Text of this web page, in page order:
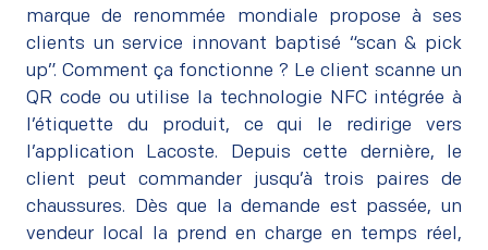
marque de renommée mondiale propose à ses
clients un service innovant baptisé “scan & pick
up”. Comment ça fonctionne ? Le client scanne un
QR code ou utilise la technologie NFC intégrée à
l’étiquette du produit, ce qui le redirige vers
l’application Lacoste. Depuis cette dernière, le
client peut commander jusqu’à trois paires de
chaussures. Dès que la demande est passée, un
vendeur local la prend en charge en temps réel,